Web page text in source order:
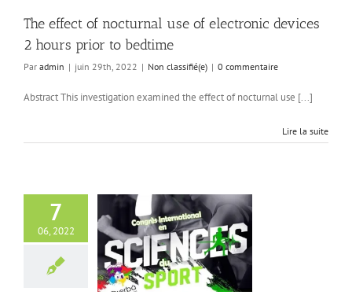
The effect of nocturnal use of electronic devices
2 hours prior to bedtime
Par admin | juin 29th, 2022 | Non classifié(e) | 0 commentaire
Abstract This investigation examined the effect of nocturnal use [...]
Lire la suite
7
06, 2022
7ème Congrès